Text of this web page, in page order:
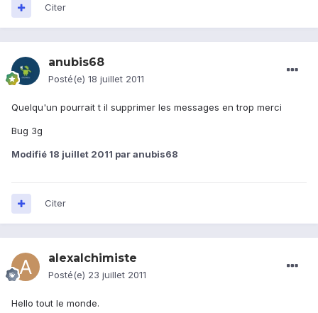
Citer
anubis68
Posté(e) 18 juillet 2011
Quelqu'un pourrait t il supprimer les messages en trop merci
Bug 3g
Modifié 18 juillet 2011 par anubis68
Citer
alexalchimiste
Posté(e) 23 juillet 2011
Hello tout le monde.